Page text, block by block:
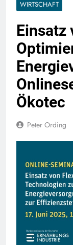
WIRTSCHAFT
Einsatz
Ökotec
Peter Ording